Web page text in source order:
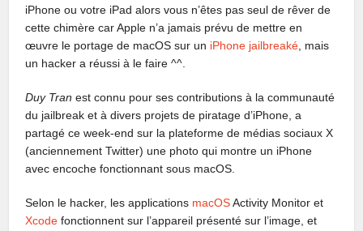
iPhone ou votre iPad alors vous n’êtes pas seul de rêver de
cette chimère car Apple n’a jamais prévu de mettre en
œuvre le portage de macOS sur un iPhone jailbreaké, mais
un hacker a réussi à le faire ^^.
Duy Tran est connu pour ses contributions à la communauté
du jailbreak et à divers projets de piratage d’iPhone, a
partagé ce week-end sur la plateforme de médias sociaux X
(anciennement Twitter) une photo qui montre un iPhone
avec encoche fonctionnant sous macOS.
Selon le hacker, les applications macOSActivity Monitor et
Xcode fonctionnent sur l’appareil présenté sur l’image, et